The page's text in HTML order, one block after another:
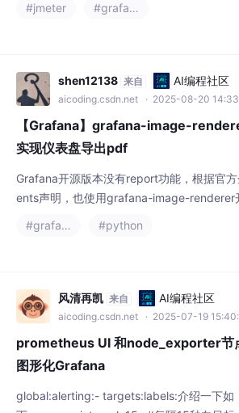
fluxd进入influxdb的客户端模式：
a的管理平台配置 -----gra
#jmeter
#grafana
shen12138 来自 AI编程社区
aicoding.csdn.net · 2025-08-20
【Grafana】grafana-image-
实现仪表盘导出pdf
Grafana开源版本没有report功能，根据官
ents声明，也使用grafana-image-renderer
#grafana
#python
风清再凯 来自 AI编程社区
aicoding.csdn.net · 2025-07-19
prometheus UI 和node_exporter节
图形化Grafana
global:alerting:- targets:labels:介绍一下如